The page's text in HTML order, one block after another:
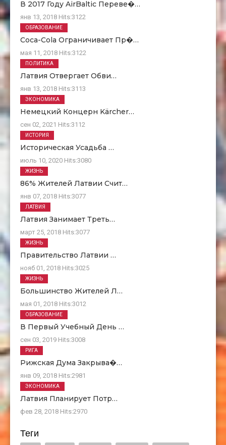
В 2017 Году AirBaltic Переве�…
янв 13, 2018 Hits:3122
Coca-Cola Ограничивает Пр�…
мая 11, 2018 Hits:3122
ОБРАЗОВАНИЕ
Латвия Отвергает Обви…
янв 13, 2018 Hits:3113
ПОЛИТИКА
Немецкий Концерн Kärcher…
сен 02, 2021 Hits:3112
ЭКОНОМИКА
Историческая Усадьба …
июль 10, 2020 Hits:3080
ИСТОРИЯ
86% Жителей Латвии Счит…
янв 07, 2018 Hits:3077
ЖИЗНЬ
Латвия Занимает Треть…
март 25, 2018 Hits:3077
ЛАТВИЯ
Правительство Латвии …
нояб 01, 2018 Hits:3025
ЖИЗНЬ
Большинство Жителей Л…
мая 01, 2018 Hits:3012
ЖИЗНЬ
В Первый Учебный День …
сен 03, 2019 Hits:3008
ОБРАЗОВАНИЕ
Рижская Дума Закрыва�…
янв 09, 2018 Hits:2981
РИГА
Латвия Планирует Потр…
фев 28, 2018 Hits:2970
ЭКОНОМИКА
Теги